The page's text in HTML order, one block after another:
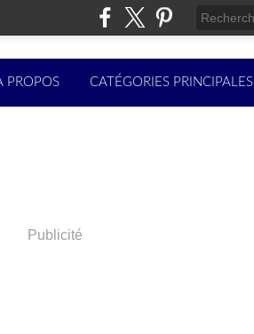
PROPOS CATÉGORIES PRINCIPALES
Publicité